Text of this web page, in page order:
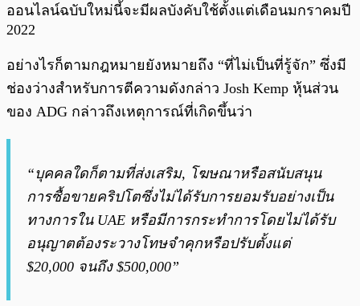
ออนไลน์ฉบับใหม่นี้จะมีผลบังคับใช้ตั้งแต่เดือนมกราคมปี
2022
อย่างไรก็ตามกฎหมายยังหมายถึง “ที่ไม่เป็นที่รู้จัก” ซึ่งมี
ช่องว่างสำหรับการตีความดังกล่าว Josh Kemp หุ้นส่วน
ของ ADG กล่าวถึงเหตุการณ์ที่เกิดขึ้นว่า
“บุคคลใดก็ตามที่ส่งเสริม, โฆษณาหรือสนับสนุน
การซื้อขายคริปโตซึ่งไม่ได้รับการยอมรับอย่างเป็น
ทางการใน UAE หรือมีการกระทำการโดยไม่ได้รับ
อนุญาตต้องระวางโทษจำคุกหรือปรับตั้งแต่
$20,000 จนถึง $500,000”